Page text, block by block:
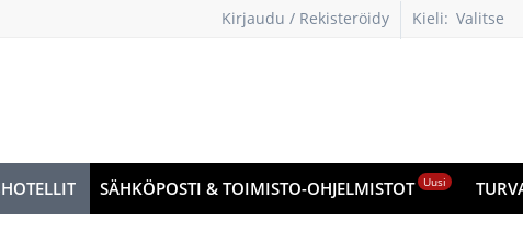
Kirjaudu / Rekisteröidy Kieli: Valitse
SÄHKÖPOSTI & TOIMISTO-OHJELMISTOT Uusi